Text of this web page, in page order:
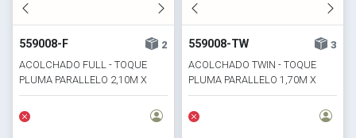
559008-F
2
ACOLCHADO FULL - TOQUE
PLUMA PARALLELO 2,10M X
2,40M
559008-TW
3
ACOLCHADO TWIN - TOQUE
PLUMA PARALLELO 1,70M X
2,40M